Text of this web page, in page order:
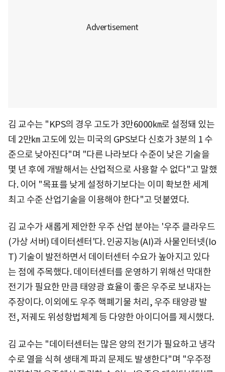
김 교수는 "KPS의 경우 고도가 3만6000㎞로 설정돼 있는
데 2만㎞ 고도에 있는 미국의 GPS보다 신호가 3분의 1 수
준으로 낮아진다"며 "다른 나라보다 수준이 낮은 기술을
몇 년 후에 개발해서는 산업적으로 사용할 수 없다"고 말했
다. 이어 "목표를 낮게 설정하기보다는 이미 확보한 세계
최고 수준 산업기술을 이용해야 한다"고 덧붙였다.
김 교수가 새롭게 제안한 우주 산업 분야는 '우주 클라우드
(가상 서버) 데이터센터'다. 인공지능(AI)과 사물인터넷(Io
T) 기술이 발전하면서 데이터센터 수요가 높아지고 있다
는 점에 주목했다. 데이터센터를 운영하기 위해선 막대한
전기가 필요한 만큼 태양광 효율이 좋은 우주로 보내자는
주장이다. 이외에도 우주 핵폐기물 처리, 우주 태양광 발
전, 저궤도 위성항법체계 등 다양한 아이디어를 제시했다.
김 교수는 "데이터센터는 많은 양의 전기가 필요하고 냉각
수로 열을 식혀 생태계 파괴 문제도 발생한다"며 "우주정